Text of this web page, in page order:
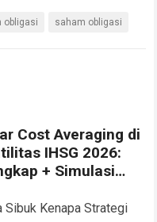
obligasi saham obligasi
Cost Averaging di
IHSG 2026:
+ Simulasi
Sibuk Kenapa Strategi